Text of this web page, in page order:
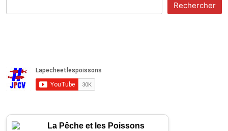
Rechercher
La Pêche et les Poissons